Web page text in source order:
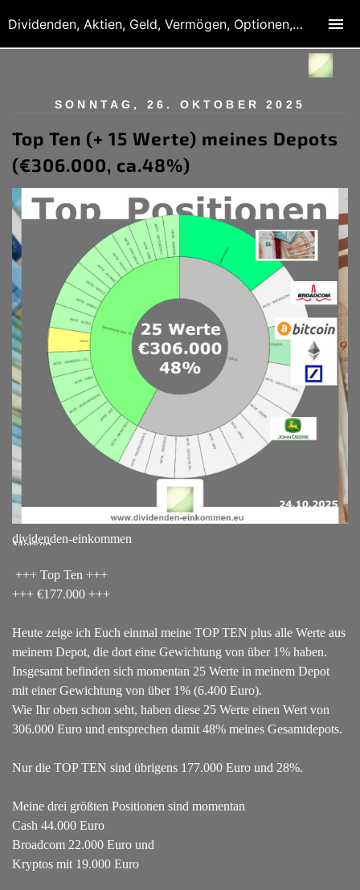
SONNTAG, 26. OKTOBER 2025
Top Ten (+ 15 Werte) meines Depots
(€306.000, ca.48%)
dividenden-einkommen
Merken
+++ Top Ten +++
+++ €177.000 +++
Heute zeige ich Euch einmal meine TOP TEN plus alle Werte aus
meinem Depot, die dort eine Gewichtung von über 1% haben.
Insgesamt befinden sich momentan 25 Werte in meinem Depot
mit einer Gewichtung von über 1% (6.400 Euro).
Wie Ihr oben schon seht, haben diese 25 Werte einen Wert von
306.000 Euro und entsprechen damit 48% meines Gesamtdepots.
Nur die TOP TEN sind übrigens 177.000 Euro und 28%.
Meine drei größten Positionen sind momentan
Cash 44.000 Euro
Broadcom 22.000 Euro und
Kryptos mit 19.000 Euro
Dividenden, Aktien, Geld, Vermögen, Optionen, Derivate